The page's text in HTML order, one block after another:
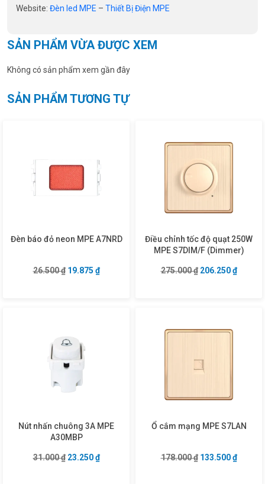
Website: Đèn led MPE – Thiết Bị Điện MPE
SẢN PHẨM VỪA ĐƯỢC XEM
Không có sản phẩm xem gần đây
SẢN PHẨM TƯƠNG TỰ
Đèn báo đỏ neon MPE A7NRD
26.500₫ Giá gốc là: 26.500 ₫.
19.875 ₫Giá hiện tại là: 19.875 ₫.
Điều chỉnh tốc độ quạt 250W
MPE S7DIM/F (Dimmer)
275.000₫ Giá gốc là:
206.250₫Giá
Nút nhấn chuông 3A MPE
A30MBP
31.000₫ Giá gốc là: 31.000 ₫.
23.250₫Giá hiện tại là: 23.250 ₫.
Ổ cắm mạng MPE S7LAN
178.000₫ Giá gốc là:
133.500₫Giá